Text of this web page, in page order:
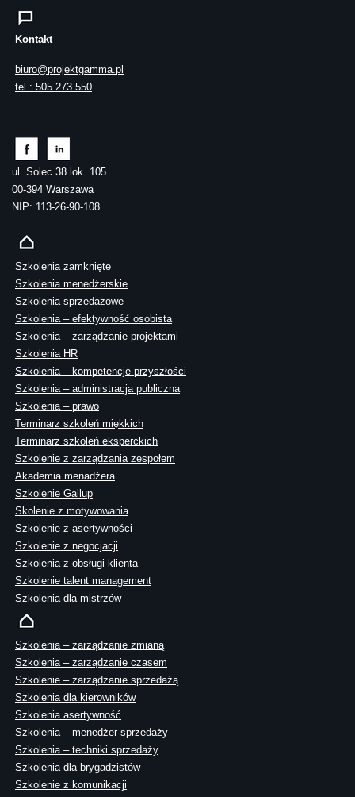
Kontakt
biuro@projektgamma.pl
tel.: 505 273 550
ul. Solec 38 lok. 105
00-394 Warszawa
NIP: 113-26-90-108
Szkolenia zamknięte
Szkolenia menedżerskie
Szkolenia sprzedażowe
Szkolenia – efektywność osobista
Szkolenia – zarządzanie projektami
Szkolenia HR
Szkolenia – kompetencje przyszłości
Szkolenia – administracja publiczna
Szkolenia – prawo
Terminarz szkoleń miękkich
Terminarz szkoleń eksperckich
Szkolenie z zarządzania zespołem
Akademia menadżera
Szkolenie Gallup
Skolenie z motywowania
Szkolenie z asertywności
Szkolenie z negocjacji
Szkolenia z obsługi klienta
Szkolenie talent management
Szkolenia dla mistrzów
Szkolenia – zarządzanie zmianą
Szkolenia – zarządzanie czasem
Szkolenie – zarządzanie sprzedażą
Szkolenia dla kierowników
Szkolenia asertywność
Szkolenia – menedżer sprzedaży
Szkolenia – techniki sprzedaży
Szkolenia dla brygadzistów
Szkolenie z komunikacji